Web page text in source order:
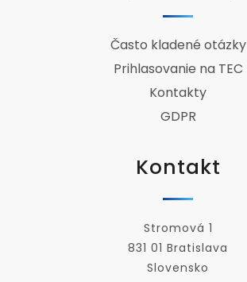
Často kladené otázky
Prihlasovanie na TEC
Kontakty
GDPR
Kontakt
Stromová 1
831 01 Bratislava
Slovensko